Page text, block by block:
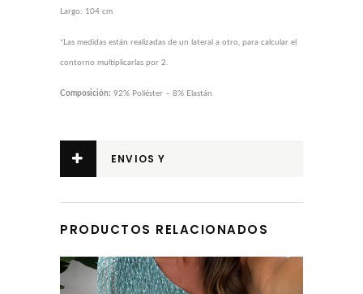
Largo: 104 cm
*Las medidas están realizadas de un lateral a otro, para calcular el
contorno multiplicarlas por 2.
Composición: 92% Poliéster – 8% Elastán
ENVIOS Y
PRODUCTOS RELACIONADOS
Este producto tiene múltiples variantes. Las opciones se pueden elegir en la página de producto